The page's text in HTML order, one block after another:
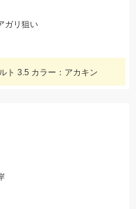
ガリ狙い
ト 3.5 カラー：アカキン